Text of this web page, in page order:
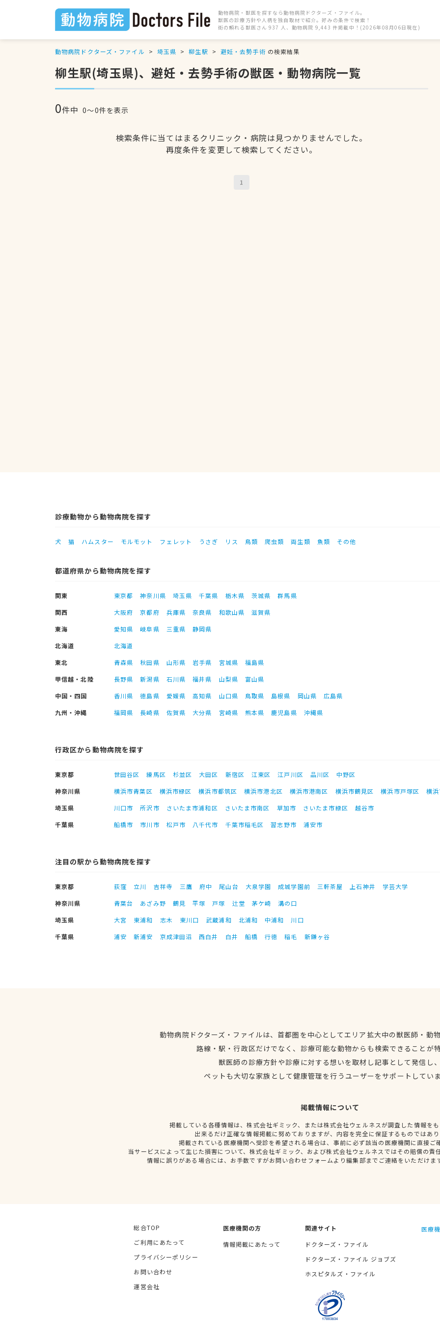
動物病院・獣医を探すなら動物病院ドクターズ・ファイル。
獣医の診療方針や人柄を独自取材で紹介。好みの条件で検索！
街の頼れる獣医さん 937 人、動物病院 9,443 件掲載中！(2026年08月06日現在)
動物病院ドクターズ・ファイル 埼玉県 柳生駅 避妊・去勢手術 の検索結果
柳生駅(埼玉県)、避妊・去勢手術の獣医・動物病院一覧
0件中 0〜0件を表示
検索条件に当てはまるクリニック・病院は見つかりませんでした。
再度条件を変更して検索してください。
1
診療動物から動物病院を探す
犬 猫 ハムスター モルモット フェレット うさぎ リス 鳥類 爬虫類 両生類 魚類 その他
都道府県から動物病院を探す
関東 東京都 神奈川県 埼玉県 千葉県 栃木県 茨城県
群馬県
関西
大阪府 京都府 兵庫県 奈良県 和歌山県
滋賀県
東海
愛知県 岐阜県 三重県
静岡県
北海道
北海道
東北
青森県 秋田県 山形県 岩手県 宮城県
福島県
甲信越・北陸
長野県 新潟県 石川県 福井県 山梨県
富山県
中国・四国
香川県 徳島県 愛媛県 高知県 山口県 鳥取県 島根県 岡山県
広島県
九州・沖縄
福岡県 長崎県 佐賀県 大分県 宮崎県 熊本県 鹿児島県 沖縄県
行政区から動物病院を探す
東京都 世田谷区 練馬区 杉並区 大田区 新宿区 江東区 江戸川区 品川区
中野区
神奈川県
横浜市青葉区 横浜市緑区 横浜市都筑区 横浜市港北区 横浜市港南区 横浜市鶴見区 横浜市戸塚区
横
埼玉県
川口市 所沢市 さいたま市浦和区 さいたま市南区 草加市 さいたま市緑区
越谷市
千葉県
船橋市 市川市 松戸市 八千代市 千葉市稲毛区 習志野市 浦安市
注目の駅から動物病院を探す
東京都 荻窪 立川 吉祥寺 三鷹 府中 尾山台 大泉学園 成城学園前 三軒茶屋 上石神井
学芸大学
神奈川県
青葉台 あざみ野 鶴見 平塚 戸塚 辻堂 茅ケ崎
溝の口
埼玉県
大宮 東浦和 志木 東川口 武蔵浦和 北浦和 中浦和
川口
千葉県
浦安 新浦安 京成津田沼 西白井 白井 船橋 行徳 稲毛 新鎌ヶ谷
動物病院ドクターズ・ファイルは、首都圏を中心としてエリア拡大中の獣医師・動
路線・駅・行政区だけでなく、診療可能な動物からも検索できることが
獣医師の診療方針や診療に対する想いを取材し記事として発信し
ペットも大切な家族として健康管理を行うユーザーをサポートしてい
掲載情報について
掲載している各種情報は、株式会社ギミック、または株式会社ウェルネスが調査した情報を
出来るだけ正確な情報掲載に努めておりますが、内容を完全に保証するものではあ
掲載されている医療機関へ受診を希望される場合は、事前に必ず該当の医療機関に直接ご
当サービスによって生じた損害について、株式会社ギミック、および株式会社ウェルネスではその賠償の責
情報に誤りがある場合には、お手数ですがお問い合わせフォームより編集部までご連絡をいただけま
総合TOP
ご利用にあたって
プライバシーポリシー
お問い合わせ
運営会社
医療機関の方
情報掲載にあたって
関連サイト
ドクターズ・ファイル
ドクターズ・ファイル ジョブズ
ホスピタルズ・ファイル
医療